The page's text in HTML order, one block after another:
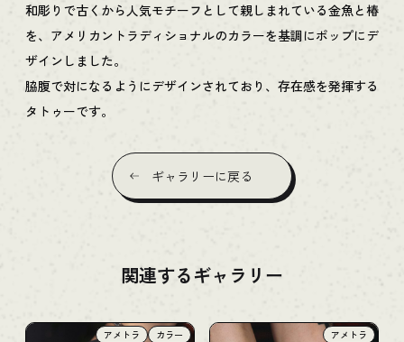
和彫りで古くから人気モチーフとして親しまれている金魚と椿
を、アメリカントラディショナルのカラーを基調にポップにデ
ザインしました。
脇腹で対になるようにデザインされており、存在感を発揮する
タトゥーです。
ギャラリーに戻る
関連するギャラリー
アメトラ カラー アメトラ